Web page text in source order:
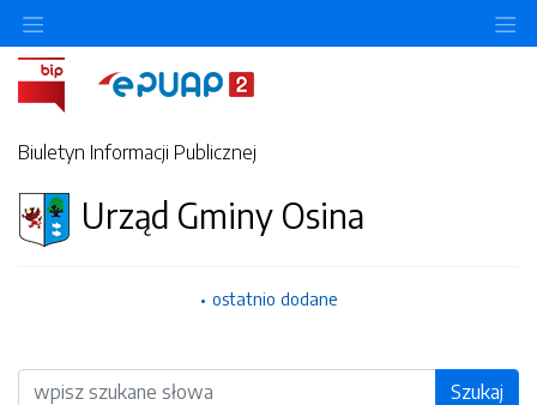
Biuletyn Informacji Publicznej
Urząd Gminy Osina
ostatnio dodane
Wyszukiwarka Szukaj